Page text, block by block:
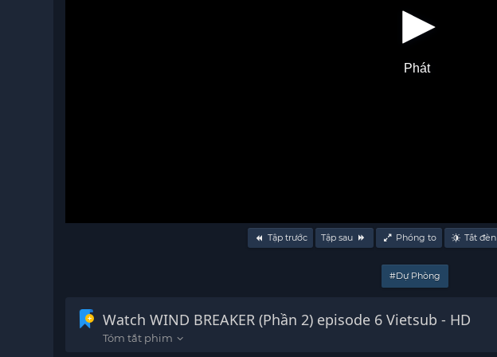
Phát
Tập trước Tập sau Phóng to Tắt đèn
#Dự Phòng
Watch WIND BREAKER (Phần 2) episode 6 Vietsub - HD